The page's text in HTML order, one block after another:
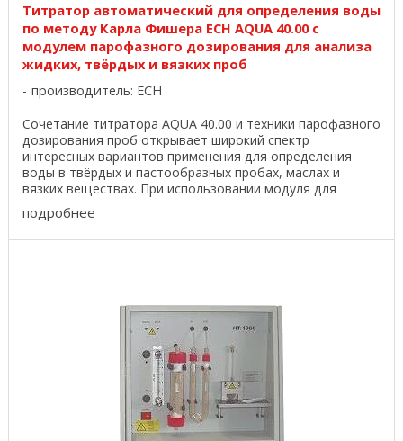
Титратор автоматический для определения воды
по методу Карла Фишера ECH AQUA 40.00 с
модулем парофазного дозирования для анализа
жидких, твёрдых и вязких проб
производитель: ECH
Сочетание титратора AQUA 40.00 и техники парофазного
дозирования проб открывает широкий спектр
интересных вариантов применения для определения
воды в твёрдых и пастообразных пробах, маслах и
вязких веществах. При использовании модуля для
парофазного ...
подробнее